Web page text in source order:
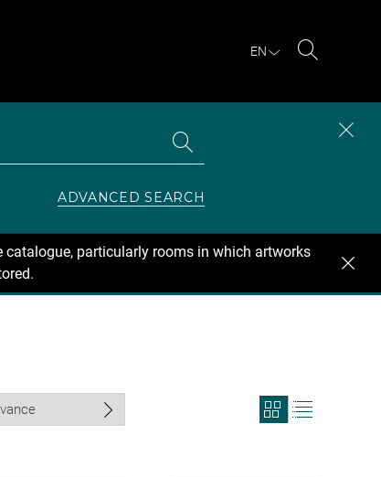
EN
ADVANCED SEARCH
particularly rooms in which artworks
View
search